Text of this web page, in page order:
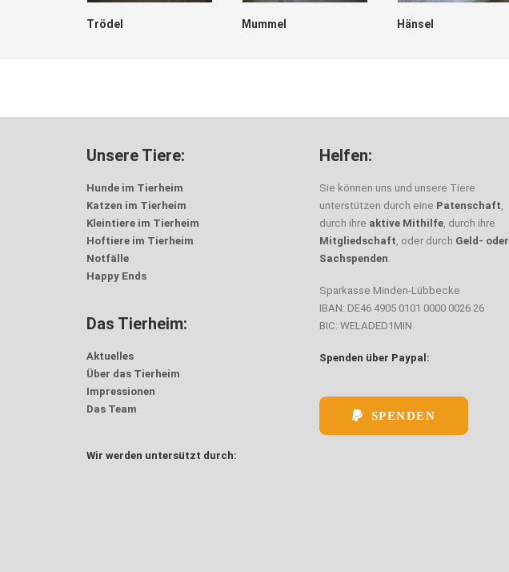
Trödel Mummel Hänsel
Unsere Tiere:
Hunde im Tierheim
Katzen im Tierheim
Kleintiere im Tierheim
Hoftiere im Tierheim
Notfälle
Happy Ends
Das Tierheim:
Aktuelles
Über das Tierheim
Impressionen
Das Team
Wir werden untersützt durch:
Helfen:
Sie können uns und unsere Tiere
unterstützen durch eine Patenschaft,
durch ihre aktive Mithilfe, durch ihre
Mitgliedschaft, oder durch Geld- oder
Sachspenden.
Sparkasse Minden-Lübbecke
IBAN: DE46 4905 0101 0000 0026 26
BIC: WELADED1MIN
Spenden über Paypal:
SPENDEN